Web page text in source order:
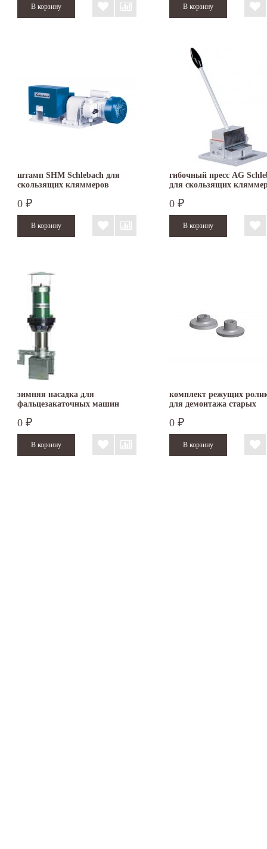
штамп SHM Schlebach для
скользящих кляммеров
0 ₽
гибочный пресс AG
для скользящих
0 ₽
зимняя насадка для
фальцезакаточных машин
0 ₽
комплект режущих
для демонтажа старых
0 ₽